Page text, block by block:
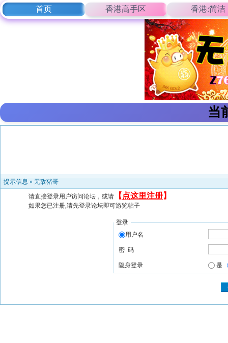
首页 香港高手区 香港:简洁
当
提示信息 » 无敌猪哥
请直接登录用户访问论坛，或请 【 点这里注册】
如果您已注册,请先登录论坛即可游览帖子
登录
用户名
密 码
隐身登录 是